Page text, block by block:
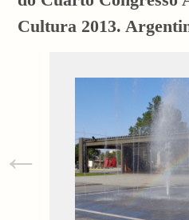
Cultura 2013.
←